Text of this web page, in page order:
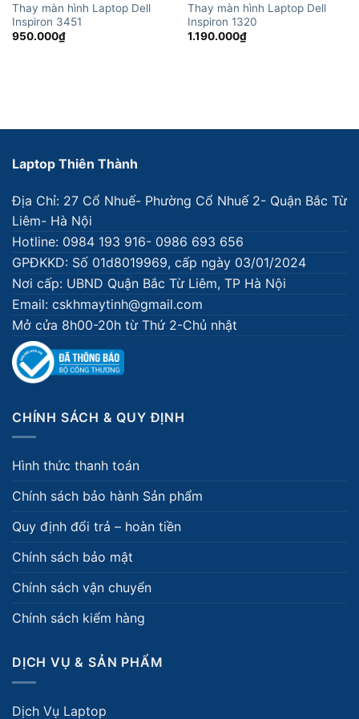
Thay màn hình Laptop Dell
Inspiron 3451
950.000₫
Thay màn hình Laptop Dell
Inspiron 1320
1.190.000₫
Laptop Thiên Thành
Địa Chỉ: 27 Cổ Nhuế- Phường Cổ Nhuế 2- Quận Bắc Từ
Liêm- Hà Nội
Hotline: 0984 193 916- 0986 693 656
GPĐKKD: Số 01d8019969, cấp ngày 03/01/2024
Nơi cấp: UBND Quận Bắc Từ Liêm, TP Hà Nội
Email: cskhmaytinh@gmail.com
Mở cửa 8h00-20h từ Thứ 2-Chủ nhật
CHÍNH SÁCH & QUY ĐỊNH
Hình thức thanh toán
Chính sách bảo hành Sản phẩm
Quy định đổi trả – hoàn tiền
Chính sách bảo mật
Chính sách vận chuyển
Chính sách kiểm hàng
DỊCH VỤ & SẢN PHẨM
Dịch Vụ Laptop